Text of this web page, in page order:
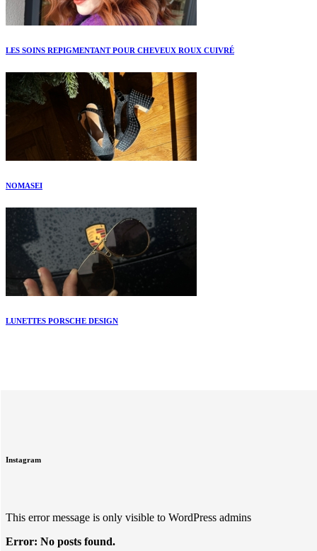
LES SOINS REPIGMENTANT POUR CHEVEUX ROUX CUIVRÉ
NOMASEI
LUNETTES PORSCHE DESIGN
Instagram
This error message is only visible to WordPress admins
Error: No posts found.